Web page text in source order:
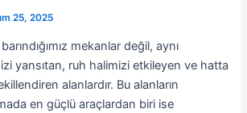
25, 2025
mekanlar değil, aynı
yansıtan, ruh halimizi etkileyen ve hatta
alanlardır. Bu alanların
en güçlü araçlardan biri ise